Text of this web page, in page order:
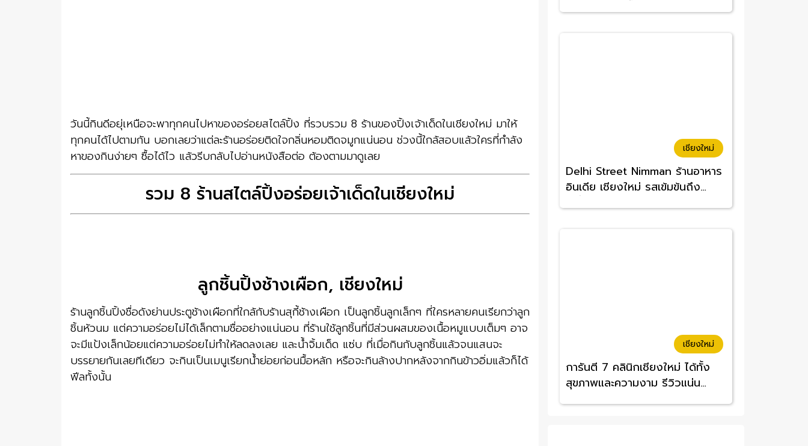
วันนี้กินดีอยุ่เหนือจะพาทุกคนไปหาของอร่อยสไตล์ปิ้ง ที่รวบรวม 8 ร้านของปิ้งเจ้าเด็ดในเชียงใหม่ มาให้
ทุกคนได้ไปตามกัน บอกเลยว่าแต่ละร้านอร่อยติดใจกลิ่นหอมติดจมูกแน่นอน ช่วงนี้ใกล้สอบแล้วใครที่กำลัง
หาของกินง่ายๆ ซื้อได้ไว แล้วรีบกลับไปอ่านหนังสือต่อ ต้องตามมาดูเลย
รวม 8 ร้านสไตล์ปิ้งอร่อยเจ้าเด็ดในเชียงใหม่
ลูกชิ้นปิ้งช้างเผือก, เชียงใหม่
ร้านลูกชิ้นปิ้งชื่อดังย่านประตูช้างเผือกที่ใกล้กับร้านสุกี้ช้างเผือก เป็นลูกชิ้นลูกเล็กๆ ที่ใครหลายคนเรียกว่าลูก
ชิ้นหัวนม แต่ความอร่อยไม่ได้เล็กตามชื่ออย่างแน่นอน ที่ร้านใช้ลูกชิ้นที่มีส่วนผสมของเนื้อหมูแบบเต็มๆ อาจ
จะมีแป้งเล็กน้อยแต่ความอร่อยไม่ทำให้ลดลงเลย และน้ำจิ้มเด็ด แซ่บ ที่เมื่อกินกับลูกชิ้นแล้วจนแสนจะ
บรรยายกันเลยทีเดียว จะกินเป็นเมนูเรียกน้ำย่อยก่อนมื้อหลัก หรือจะกินล้างปากหลังจากกินข้าวอิ่มแล้วก็ได้
ฟีลทั้งนั้น
เชียงใหม่
Delhi Street Nimman ร้านอาหาร
อินเดีย เชียงใหม่ รสเข้มข้นถึง
เชียงใหม่
การันตี 7 คลินิกเชียงใหม่ ได้ทั้ง
สุขภาพและความงาม รีวิวแน่น